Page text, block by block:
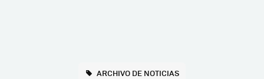
ARCHIVO DE NOTICIAS